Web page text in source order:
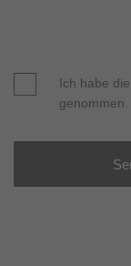
Ich habe die
genommen.